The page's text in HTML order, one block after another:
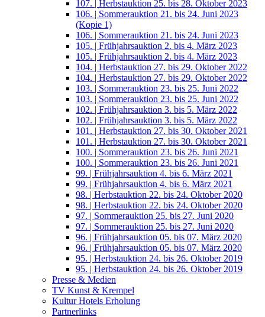
107. | Herbstauktion 25. bis 28. Oktober 2023
106. | Sommerauktion 21. bis 24. Juni 2023
(Kopie 1)
106. | Sommerauktion 21. bis 24. Juni 2023
105. | Frühjahrsauktion 2. bis 4. März 2023
105. | Frühjahrsauktion 2. bis 4. März 2023
104. | Herbstauktion 27. bis 29. Oktober 2022
104. | Herbstauktion 27. bis 29. Oktober 2022
103. | Sommerauktion 23. bis 25. Juni 2022
103. | Sommerauktion 23. bis 25. Juni 2022
102. | Frühjahrsauktion 3. bis 5. März 2022
102. | Frühjahrsauktion 3. bis 5. März 2022
101. | Herbstauktion 27. bis 30. Oktober 2021
101. | Herbstauktion 27. bis 30. Oktober 2021
100. | Sommerauktion 23. bis 26. Juni 2021
100. | Sommerauktion 23. bis 26. Juni 2021
99. | Frühjahrsauktion 4. bis 6. März 2021
99. | Frühjahrsauktion 4. bis 6. März 2021
98. | Herbstauktion 22. bis 24. Oktober 2020
98. | Herbstauktion 22. bis 24. Oktober 2020
97. | Sommerauktion 25. bis 27. Juni 2020
97. | Sommerauktion 25. bis 27. Juni 2020
96. | Frühjahrsauktion 05. bis 07. März 2020
96. | Frühjahrsauktion 05. bis 07. März 2020
95. | Herbstauktion 24. bis 26. Oktober 2019
95. | Herbstauktion 24. bis 26. Oktober 2019
Presse & Medien
TV Kunst & Krempel
Kultur Hotels Erholung
Partnerlinks